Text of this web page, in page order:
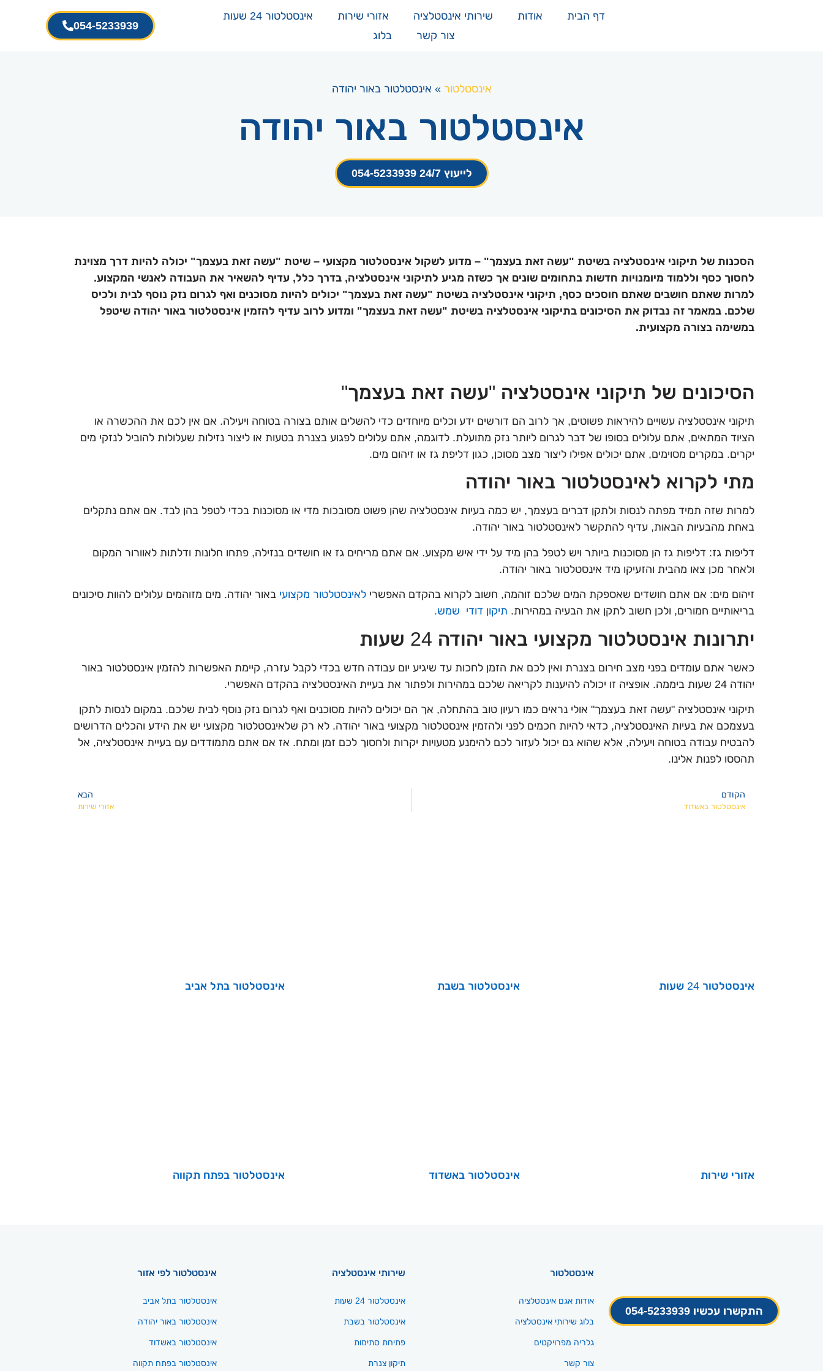
דף הבית אודות שירותי אינסטלציה אזורי שירות
אינסטלטור 24 שעות
צור קשר
בלוג
054-5233939
אינסטלטור » אינסטלטור באור יהודה
אינסטלטור באור יהודה
לייעוץ 24/7 054-5233939
הסכנות של תיקוני אינסטלציה בשיטת "עשה זאת בעצמך" – מדוע לשקול אינסטלטור מקצועי – שיטת "עשה זאת בעצמך" יכולה להיות דרך מצוינת
לחסוך כסף וללמוד מיומנויות חדשות בתחומים שונים אך כשזה מגיע לתיקוני אינסטלציה, בדרך כלל, עדיף להשאיר את העבודה לאנשי המקצוע.
למרות שאתם חושבים שאתם חוסכים כסף, תיקוני אינסטלציה בשיטת "עשה זאת בעצמך" יכולים להיות מסוכנים ואף לגרום נזק נוסף לבית ולכיס
שלכם. במאמר זה נבדוק את הסיכונים בתיקוני אינסטלציה בשיטת "עשה זאת בעצמך" ומדוע לרוב עדיף להזמין אינסטלטור באור יהודה שיטפל
במשימה בצורה מקצועית.
הסיכונים של תיקוני אינסטלציה "עשה זאת בעצמך"
תיקוני אינסטלציה עשויים להיראות פשוטים, אך לרוב הם דורשים ידע וכלים מיוחדים כדי להשלים אותם בצורה בטוחה ויעילה. אם אין לכם את ההכשרה או
הציוד המתאים, אתם עלולים בסופו של דבר לגרום ליותר נזק מתועלת. לדוגמה, אתם עלולים לפגוע בצנרת בטעות או ליצור נזילות שעלולות להוביל לנזקי מים
יקרים. במקרים מסוימים, אתם יכולים אפילו ליצור מצב מסוכן, כגון דליפת גז או זיהום מים.
מתי לקרוא לאינסטלטור באור יהודה
למרות שזה תמיד מפתה לנסות ולתקן דברים בעצמך, יש כמה בעיות אינסטלציה שהן פשוט מסובכות מדי או מסוכנות בכדי לטפל בהן לבד. אם אתם נתקלים
באחת מהבעיות הבאות, עדיף להתקשר לאינסטלטור באור יהודה.
דליפות גז: דליפות גז הן מסוכנות ביותר ויש לטפל בהן מיד על ידי איש מקצוע. אם אתם מריחים גז או חושדים בנזילה, פתחו חלונות ודלתות לאוורור המקום
ולאחר מכן צאו מהבית והזעיקו מיד אינסטלטור באור יהודה.
זיהום מים: אם אתם חושדים שאספקת המים שלכם זוהמה, חשוב לקרוא בהקדם האפשרי לאינסטלטור מקצועי באור יהודה. מים מזוהמים עלולים להוות סיכונים
בריאותיים חמורים, ולכן חשוב לתקן את הבעיה במהירות. תיקון דודי שמש.
יתרונות אינסטלטור מקצועי באור יהודה 24 שעות
כאשר אתם עומדים בפני מצב חירום בצנרת ואין לכם את הזמן לחכות עד שיגיע יום עבודה חדש בכדי לקבל עזרה, קיימת האפשרות להזמין אינסטלטור באור
יהודה 24 שעות ביממה. אופציה זו יכולה להיענות לקריאה שלכם במהירות ולפתור את בעיית האינסטלציה בהקדם האפשרי.
תיקוני אינסטלציה "עשה זאת בעצמך" אולי נראים כמו רעיון טוב בהתחלה, אך הם יכולים להיות מסוכנים ואף לגרום נזק נוסף לבית שלכם. במקום לנסות לתקן
בעצמכם את בעיות האינסטלציה, כדאי להיות חכמים לפני ולהזמין אינסטלטור מקצועי באור יהודה. לא רק שלאינסטלטור מקצועי יש את הידע והכלים הדרושים
להבטיח עבודה בטוחה ויעילה, אלא שהוא גם יכול לעזור לכם להימנע מטעויות יקרות ולחסוך לכם זמן ומתח. אז אם אתם מתמודדים עם בעיית אינסטלציה, אל
תהססו לפנות אלינו.
הקודם
אינסטלטור באשדוד
הבא
אזורי שירות
אינסטלטור 24 שעות אינסטלטור בשבת אינסטלטור בתל אביב
אזורי שירות אינסטלטור באשדוד אינסטלטור בפתח תקווה
התקשרו עכשיו 054-5233939
אינסטלטור
אודות אגם אינסטלציה
בלוג שירותי אינסטלציה
גלריה מפרויקטים
צור קשר
שירותי אינסטלציה
אינסטלטור 24 שעות
אינסטלטור בשבת
פתיחת סתימות
תיקון צנרת
אינסטלטור לפי אזור
אינסטלטור בתל אביב
אינסטלטור באור יהודה
אינסטלטור באשדוד
אינסטלטור בפתח תקווה